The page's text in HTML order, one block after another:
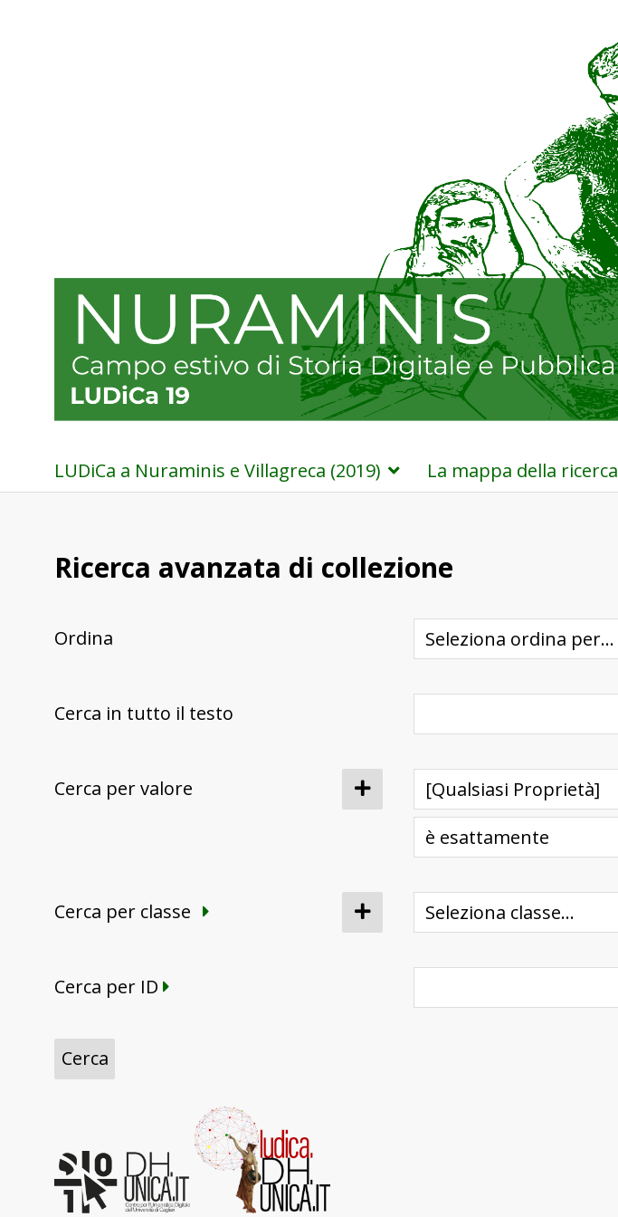
LUDiCa a Nuraminis e Villagreca (2019) La mappa della ricerca
Ricerca avanzata di collezione
Ordina
Cerca in tutto il testo
Cerca per valore
Cerca per classe
Cerca per ID